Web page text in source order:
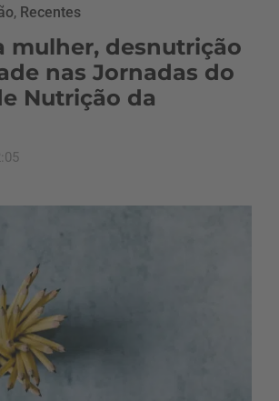
, Recentes
mulher, desnutrição
nas Jornadas do
Nutrição da